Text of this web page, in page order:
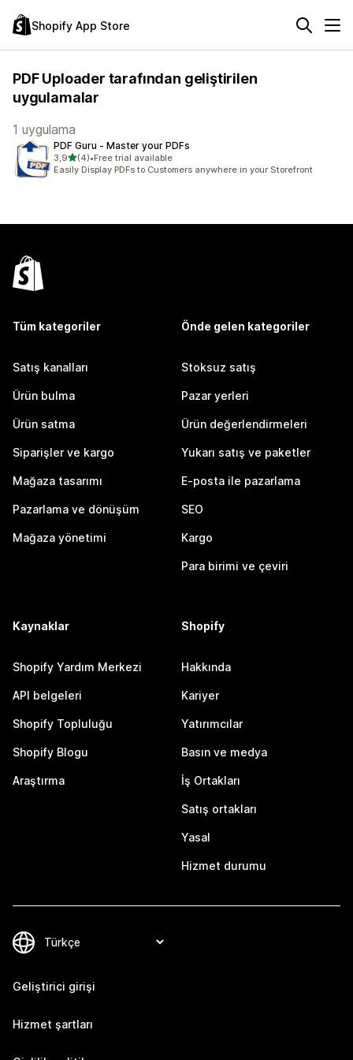
Shopify App Store
PDF Uploader tarafından geliştirilen
uygulamalar
1 uygulama
PDF Guru ‑ Master your PDFs
3,95 yıldız üzerinden
(4)
toplam 4 değerlendirme
•Free trial available
Easily Display PDFs to Customers anywhere in your Storefront
Tüm kategoriler
Satış kanalları
Ürün bulma
Ürün satma
Siparişler ve kargo
Mağaza tasarımı
Pazarlama ve dönüşüm
Mağaza yönetimi
Önde gelen kategoriler
Stoksuz satış
Pazar yerleri
Ürün değerlendirmeleri
Yukarı satış ve paketler
E-posta ile pazarlama
SEO
Kargo
Para birimi ve çeviri
Kaynaklar
Shopify Yardım Merkezi
API belgeleri
Shopify Topluluğu
Shopify Blogu
Araştırma
Shopify
Hakkında
Kariyer
Yatırımcılar
Basın ve medya
İş Ortakları
Satış ortakları
Yasal
Hizmet durumu
Geliştirici girişi
Hizmet şartları